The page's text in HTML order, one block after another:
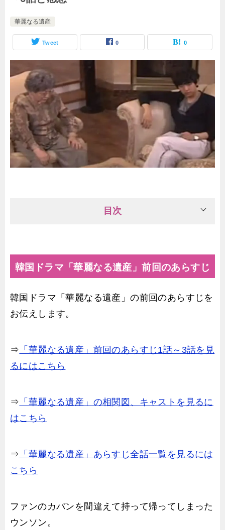
華麗なる遺産
Tweet 0 0
目次
韓国ドラマ「華麗なる遺産」前回のあらすじ
韓国ドラマ「華麗なる遺産」の前回のあらすじを
お伝えします。
⇒ 「華麗なる遺産」前回のあらすじ1話～3話を見
るにはこちら
⇒ 「華麗なる遺産」の相関図、キャストを見るに
はこちら
⇒ 「華麗なる遺産」あらすじ全話一覧を見るには
こちら
ファンのカバンを間違えて持って帰ってしまった
ウンソン。